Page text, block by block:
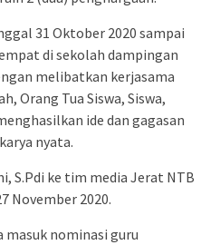
31 Oktober 2020 sampai
di sekolah dampingan
melibatkan kerjasama
Orang Tua Siswa, Siswa,
ide dan gagasan
nyata.
S.Pdi ke tim media Jerat NTB
November 2020.
nominasi guru